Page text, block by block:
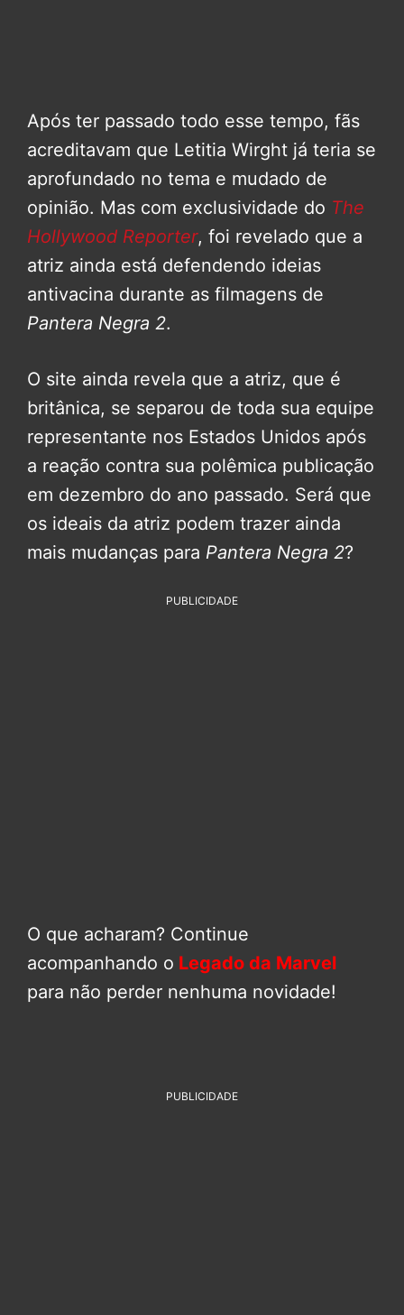
Após ter passado todo esse tempo, fãs
acreditavam que Letitia Wirght já teria se
aprofundado no tema e mudado de
opinião. Mas com exclusividade do The
Hollywood Reporter, foi revelado que a
atriz ainda está defendendo ideias
antivacina durante as filmagens de
Pantera Negra 2.
O site ainda revela que a atriz, que é
britânica, se separou de toda sua equipe
representante nos Estados Unidos após
a reação contra sua polêmica publicação
em dezembro do ano passado. Será que
os ideais da atriz podem trazer ainda
mais mudanças para Pantera Negra 2?
PUBLICIDADE
O que acharam? Continue
acompanhando o Legado da Marvel
para não perder nenhuma novidade!
PUBLICIDADE